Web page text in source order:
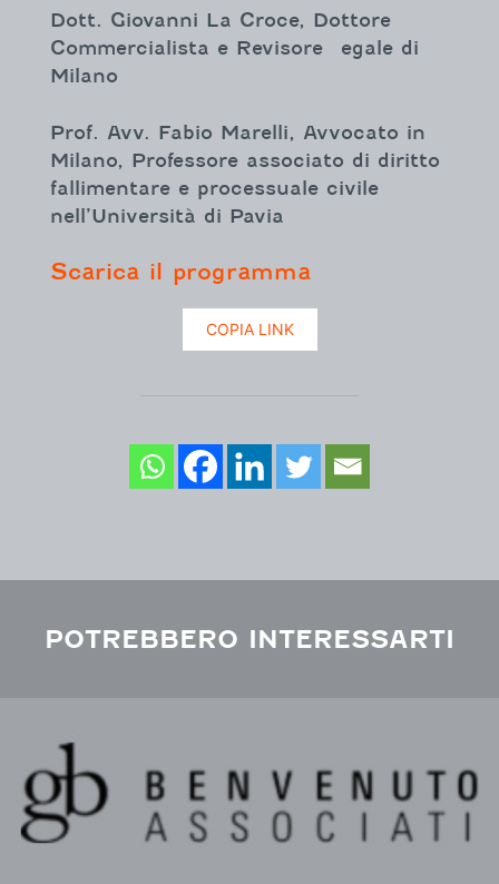
Dott. Giovanni La Croce, Dottore
Commercialista e Revisore egale di
Milano
Prof. Avv. Fabio Marelli, Avvocato in
Milano, Professore associato di diritto
fallimentare e processuale civile
nell’Università di Pavia
Scarica il programma
COPIA LINK
POTREBBERO INTERESSARTI